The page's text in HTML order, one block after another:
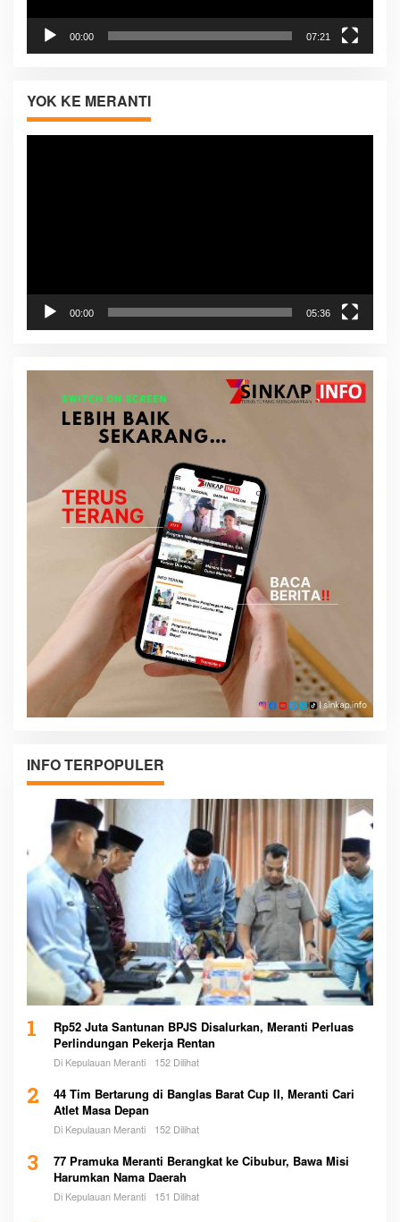
00:00 07:21
YOK KE MERANTI
00:00 05:36
INFO TERPOPULER
1
Rp52 Juta Santunan BPJS Disalurkan, Meranti Perluas
Perlindungan Pekerja Rentan
Di Kepulauan Meranti 152 Dilihat
2
44 Tim Bertarung di Banglas Barat Cup II, Meranti Cari
Atlet Masa Depan
Di Kepulauan Meranti 152 Dilihat
3
77 Pramuka Meranti Berangkat ke Cibubur, Bawa Misi
Harumkan Nama Daerah
Di Kepulauan Meranti 151 Dilihat